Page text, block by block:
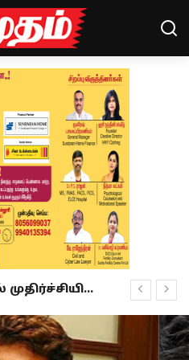
தெரு நாய் வழக்கில் புதிய உத்தரவு.. ராகுல் காந்தி வரவேற்பு!
கில்லாடி லேடி.. கராத்தேயில் விருதுகளை குவிக்கும் சுப்ரியா ஜாதவ்!
தாய்ப்பால் தானம் செய்வதில் கின்னஸ் சாதனை- யார் இந்த ஆலிஸா ஆக்லெட்ரீ?